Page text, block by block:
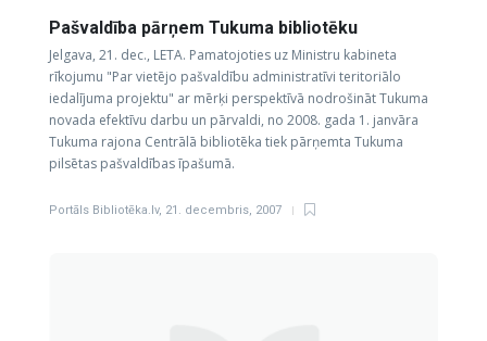
Pašvaldība pārņem Tukuma bibliotēku
Jelgava, 21. dec., LETA. Pamatojoties uz Ministru kabineta
rīkojumu "Par vietējo pašvaldību administratīvi teritoriālo
iedalījuma projektu" ar mērķi perspektīvā nodrošināt Tukuma
novada efektīvu darbu un pārvaldi, no 2008. gada 1. janvāra
Tukuma rajona Centrālā bibliotēka tiek pārņemta Tukuma
pilsētas pašvaldības īpašumā.
Portāls Bibliotēka.lv, 21. decembris, 2007